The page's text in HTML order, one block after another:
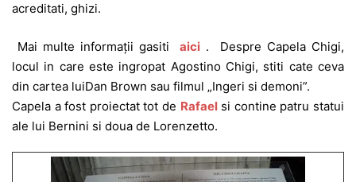
acreditati, ghizi.
Mai multe informații gasitiaici . Despre Capela Chigi,
locul in care este ingropat Agostino Chigi, stiti cate ceva
din cartea luiDan Brown sau filmul „Ingeri si demoni”.
Capela a fost proiectat tot de Rafaelsi contine patru statui
ale lui Bernini si doua de Lorenzetto.